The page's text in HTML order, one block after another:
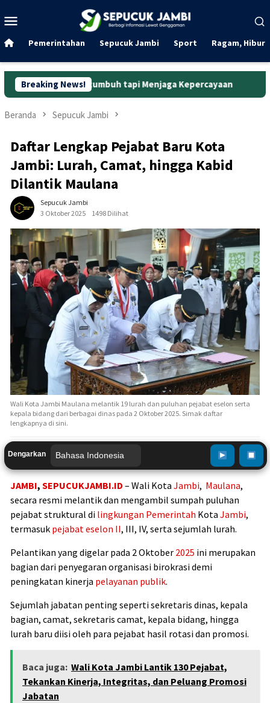
ke
Mobile
Pemerintahan Sepucuk Jambi Sport Ragam,
Breaking News!
tapi Menjaga Kepercayaan Curanmor di Oko
Beranda Sepucuk Jambi
Daftar Lengkap Pejabat Baru Kota
Jambi: Lurah, Camat, hingga Kabid
Dilantik Maulana
Sepucuk Jambi
3 Oktober 2025
1498 Dilihat
Wali Kota Jambi Maulana melantik 19 lurah dan puluhan pejabat eselon serta
kepala bidang dari berbagai dinas pada 2 Oktober 2025. Simak daftar
lengkapnya di sini.
Dengarkan
JAMBI, SEPUCUKJAMBI.ID – Wali Kota Jambi, Maulana,
secara resmi melantik dan mengambil sumpah puluhan
pejabat struktural di lingkungan Pemerintah Kota Jambi,
termasuk pejabat eselon II, III, IV, serta sejumlah lurah.
Pelantikan yang digelar pada 2 Oktober 2025 ini merupakan
bagian dari penyegaran organisasi birokrasi demi
peningkatan kinerja pelayanan publik.
Sejumlah jabatan penting seperti sekretaris dinas, kepala
bagian, camat, sekretaris camat, kepala bidang, hingga
lurah baru diisi oleh para pejabat hasil rotasi dan promosi.
Baca juga: Wali Kota Jambi Lantik 130 Pejabat,
Tekankan Kinerja, Integritas, dan Peluang Promosi
Jabatan